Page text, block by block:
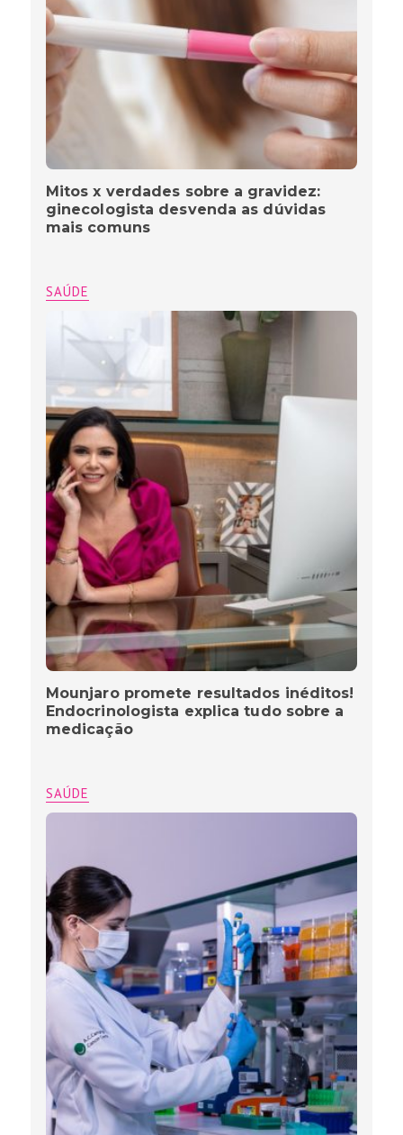
Mitos x verdades sobre a gravidez:
ginecologista desvenda as dúvidas
mais comuns
SAÚDE
Mounjaro promete resultados inéditos!
Endocrinologista explica tudo sobre a
medicação
SAÚDE